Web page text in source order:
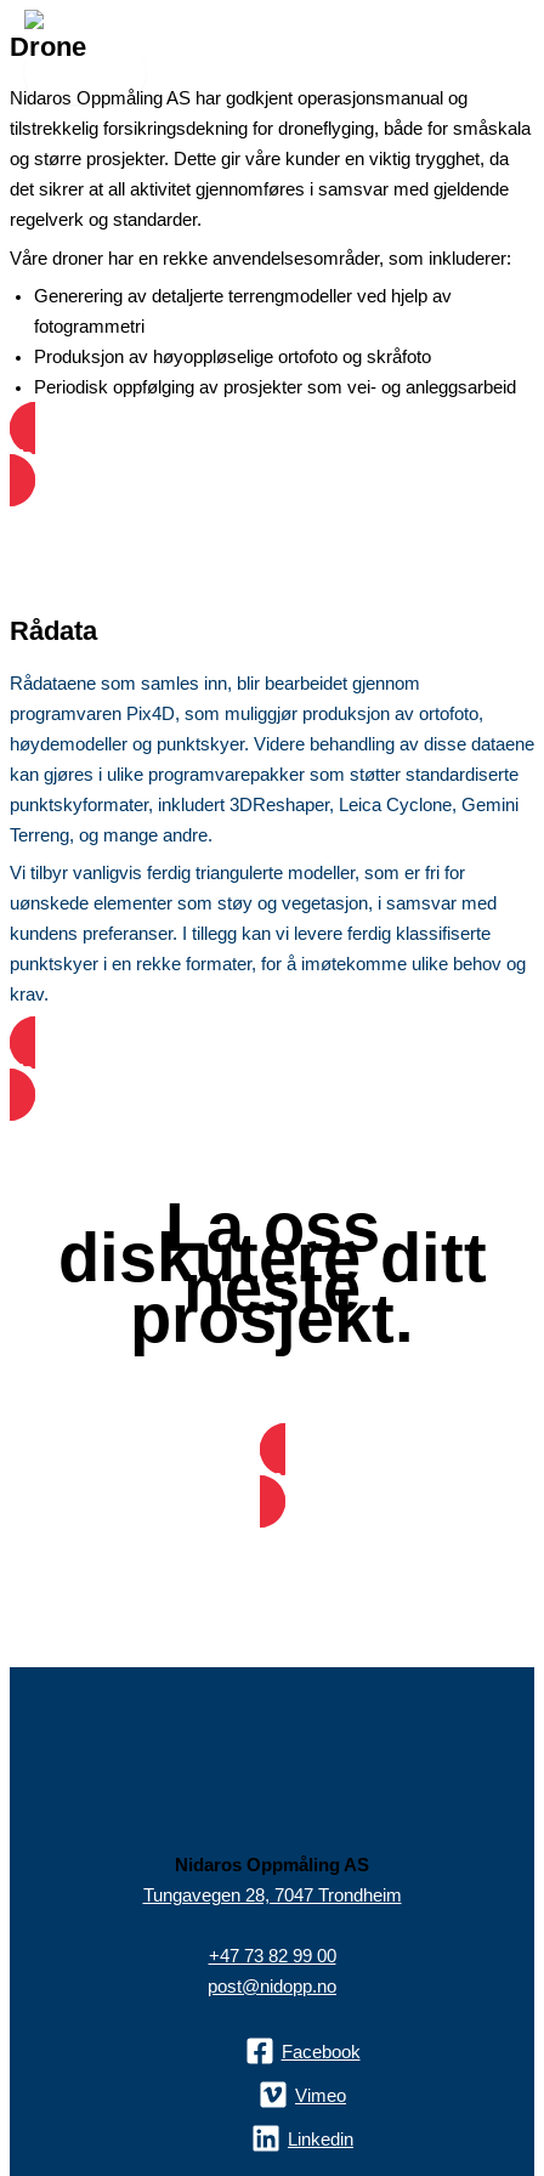
Hopp
rett
Main
Drone
Nidaros Oppmåling AS har godkjent operasjonsmanual og
tilstrekkelig forsikringsdekning for droneflyging, både for småskala
og større prosjekter. Dette gir våre kunder en viktig trygghet, da
det sikrer at all aktivitet gjennomføres i samsvar med gjeldende
regelverk og standarder.
Våre droner har en rekke anvendelsesområder, som inkluderer:
Generering av detaljerte terrengmodeller ved hjelp av
fotogrammetri
Produksjon av høyoppløselige ortofoto og skråfoto
Periodisk oppfølging av prosjekter som vei- og anleggsarbeid
Ta kontakt
Rådata
Rådataene som samles inn, blir bearbeidet gjennom
programvaren Pix4D, som muliggjør produksjon av ortofoto,
høydemodeller og punktskyer. Videre behandling av disse dataene
kan gjøres i ulike programvarepakker som støtter standardiserte
punktskyformater, inkludert 3DReshaper, Leica Cyclone, Gemini
Terreng, og mange andre.
Vi tilbyr vanligvis ferdig triangulerte modeller, som er fri for
uønskede elementer som støy og vegetasjon, i samsvar med
kundens preferanser. I tillegg kan vi levere ferdig klassifiserte
punktskyer i en rekke formater, for å imøtekomme ulike behov og
krav.
Ta kontakt
La oss
diskutere ditt
neste
prosjekt.
Snakk med oss
Nidaros Oppmåling AS
Tungavegen 28, 7047 Trondheim
+47 73 82 99 00
post@nidopp.no
Facebook
Vimeo
Linkedin